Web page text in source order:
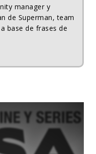
manager y
de Superman, team
base de frases de